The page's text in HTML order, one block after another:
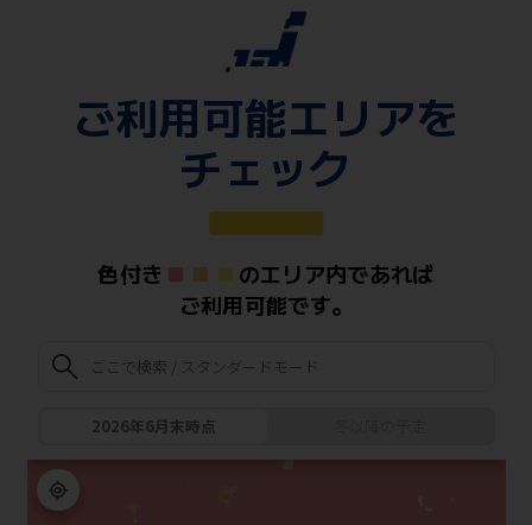
ご利用可能エリアを
チェック
色付き ■ ■ のエリア内であれば
ご利用可能です。